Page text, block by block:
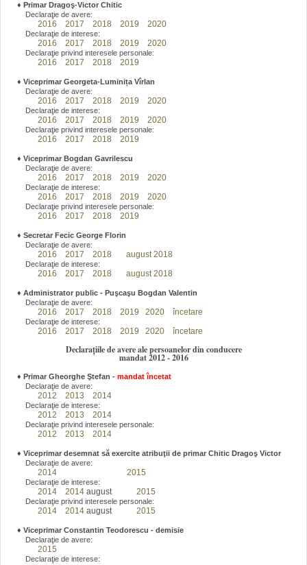
♦ Primar Dragoş-Victor Chitic
Declaraţie de avere:
2016 2017 2018 2019 2020
Declaraţie de interese:
2016 2017 2018 2019 2020
Declaraţie privind interesele personale:
2016 2017 2018 2019
♦ Viceprimar Georgeta-Luminița Vîrlan
Declaraţie de avere:
2016 2017 2018 2019 2020
Declaraţie de interese:
2016 2017 2018 2019 2020
Declaraţie privind interesele personale:
2016 2017 2018 2019
♦ Viceprimar Bogdan Gavrilescu
Declaraţie de avere:
2016 2017 2018 2019 2020
Declaraţie de interese:
2016 2017 2018 2019 2020
Declaraţie privind interesele personale:
2016 2017 2018 2019
♦ Secretar Fecic George Florin
Declaraţie de avere:
2016 2017 2018 august 2018
Declaraţie de interese:
2016 2017 2018 august 2018
♦ Administrator public - Puşcaşu Bogdan Valentin
Declaraţie de avere:
2016 2017 2018 2019 2020 încetare
Declaraţie de interese:
2016 2017 2018 2019 2020 încetare
Declarațiile de avere ale persoanelor din conducere
mandat 2012 - 2016
♦ Primar Gheorghe Ştefan - mandat încetat
Declaraţie de avere:
2012 2013 2014
Declaraţie de interese:
2012 2013 2014
Declaraţie privind interesele personale:
2012 2013 2014
♦ Viceprimar desemnat să exercite atribuţii de primar Chitic Dragoş Victor
Declaraţie de avere:
2014 2015
Declaraţie de interese:
2014 2014 august 2015
Declaraţie privind interesele personale:
2014 2014 august 2015
♦ Viceprimar Constantin Teodorescu - demisie
Declaraţie de avere:
2015
Declaraţie de interese: